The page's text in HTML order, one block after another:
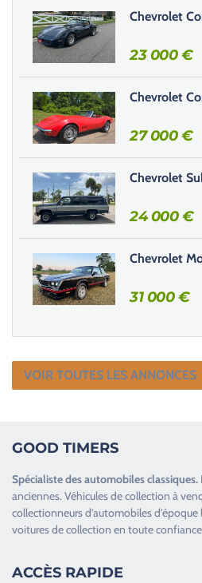
Chevrolet
23 000€
Chevrolet
27 000€
Chevrolet
24 000€
Chevrolet
31 000€
VOIR TOUTES LES ANNONCES
GOOD TIMERS
Spécialiste desautomobiles classiques.
anciennes.Véhicules de collection à
collectionneurs d’automobiles d’époque
voitures de collection en toute
ACCÈS RAPIDE